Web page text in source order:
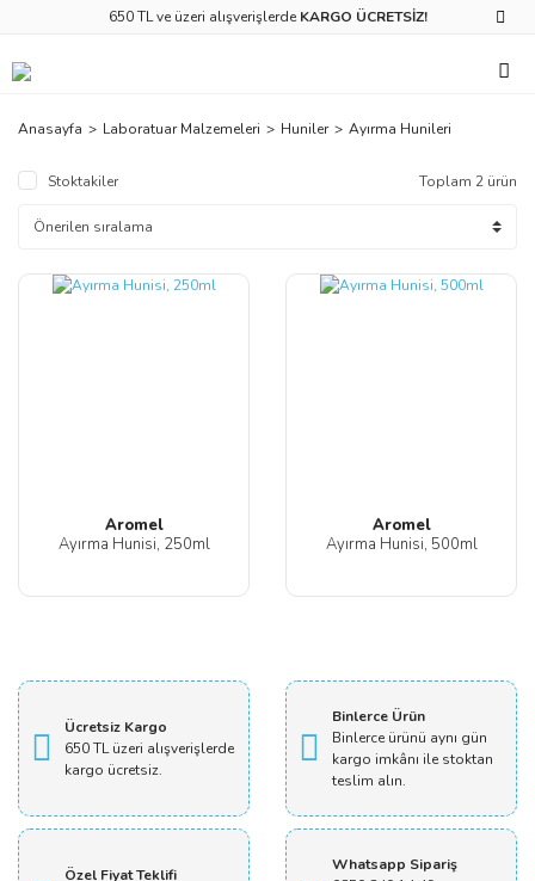
650 TL ve üzeri alışverişlerde KARGO ÜCRETSİZ!
Anasayfa Laboratuar Malzemeleri Huniler Ayırma Hunileri
Stoktakiler Toplam 2 ürün
Aromel
Ayırma Hunisi, 250ml
Aromel
Ayırma Hunisi, 500ml
Ücretsiz Kargo
650 TL üzeri alışverişlerde
kargo ücretsiz.
Binlerce Ürün
Binlerce ürünü aynı gün
kargo imkânı ile stoktan
teslim alın.
Özel Fiyat Teklifi
Whatsapp Sipariş